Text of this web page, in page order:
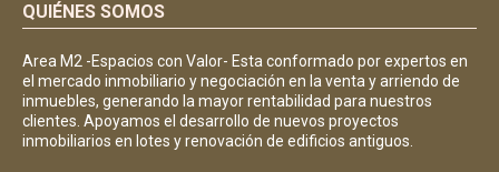
QUIÉNES SOMOS
Area M2 -Espacios con Valor- Esta conformado por expertos en
el mercado inmobiliario y negociación en la venta y arriendo de
inmuebles, generando la mayor rentabilidad para nuestros
clientes. Apoyamos el desarrollo de nuevos proyectos
inmobiliarios en lotes y renovación de edificios antiguos.